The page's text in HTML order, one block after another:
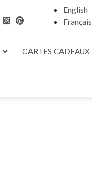
English
Français
CARTES CADEAUX